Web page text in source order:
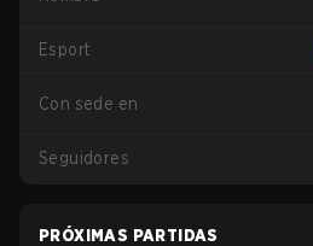
Esport
Con sede en
Seguidores
PRÓXIMAS PARTIDAS